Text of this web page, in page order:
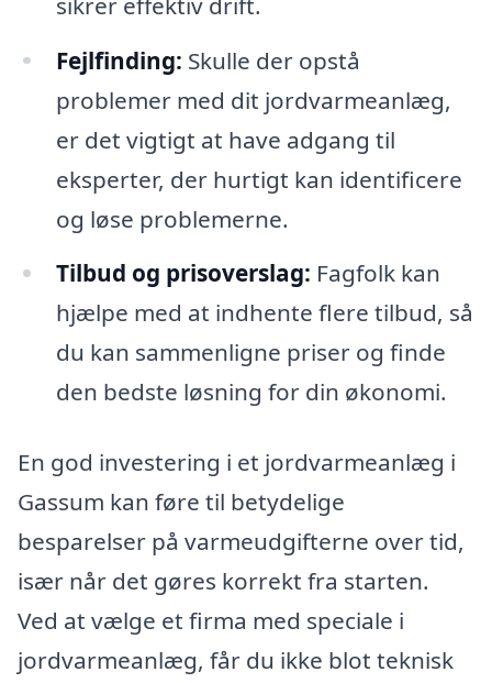
Fejlfinding: Skulle der opstå
problemer med dit jordvarmeanlæg,
er det vigtigt at have adgang til
eksperter, der hurtigt kan identificere
og løse problemerne.
Tilbud og prisoverslag: Fagfolk kan
hjælpe med at indhente flere tilbud, så
du kan sammenligne priser og finde
den bedste løsning for din økonomi.
En god investering i et jordvarmeanlæg i
Gassum kan føre til betydelige
besparelser på varmeudgifterne over tid,
især når det gøres korrekt fra starten.
Ved at vælge et firma med speciale i
jordvarmeanlæg, får du ikke blot teknisk